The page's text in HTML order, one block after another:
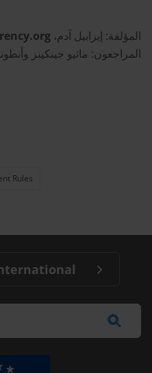
المؤلفة: إيزابيل آدم،
المراجعون: ماثيو جينكينز
Rules